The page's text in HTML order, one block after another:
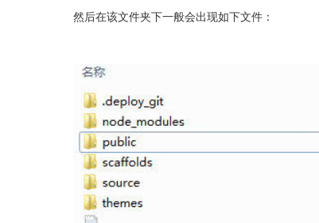
然后在该文件夹下一般会出现如下文件：